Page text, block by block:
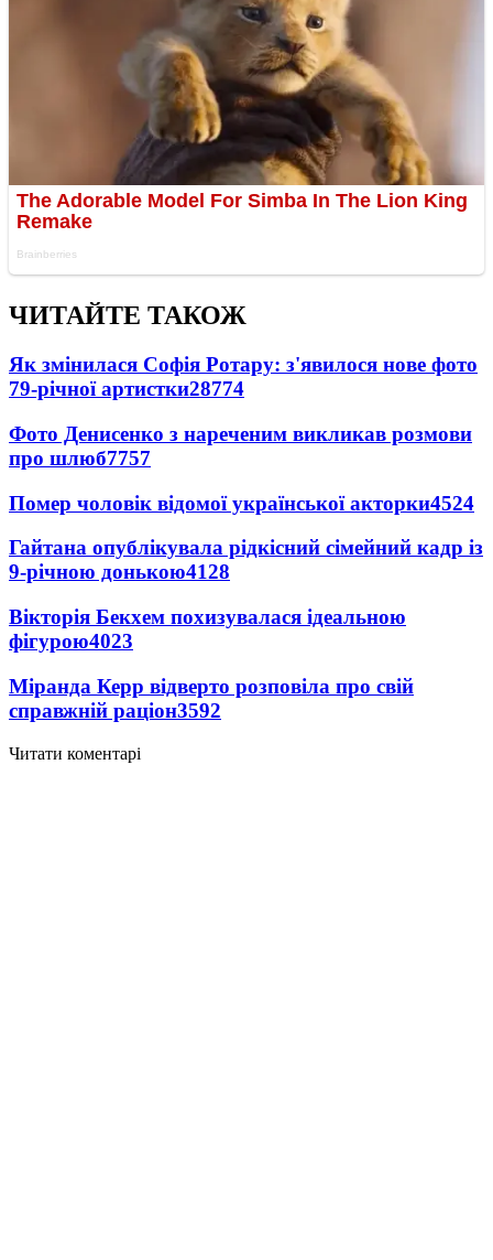
ЧИТАЙТЕ ТАКОЖ
Як змінилася Софія Ротару: з'явилося нове фото
79-річної артистки28774
Фото Денисенко з нареченим викликав розмови
про шлюб7757
Помер чоловік відомої української акторки4524
Гайтана опублікувала рідкісний сімейний кадр із
9-річною донькою4128
Вікторія Бекхем похизувалася ідеальною
фігурою4023
Міранда Керр відверто розповіла про свій
справжній раціон3592
Читати коментарі